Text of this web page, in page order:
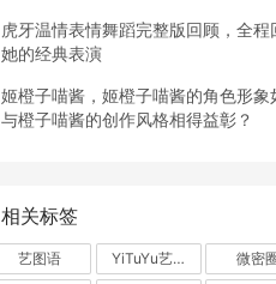
虎牙温情表情舞蹈完整版回顾，全程
她的经典表演
姬橙子喵酱，姬橙子喵酱的角色形象
与橙子喵酱的创作风格相得益彰？
相关标签
艺图语 YiTuYu艺图语
微密